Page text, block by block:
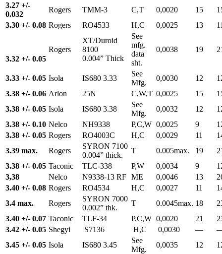
3.27 +/-
0.032
Rogers TMM-3 C,T 0,0020 15
3.30 +/- 0.08 Rogers RO4533 H,C 0,0025 13
Rogers
XT/Duroid
8100
0.004” Thick
See
mfg.
data
sht.
0,0038 19
3.32 +/- 0.05
3.33 +/- 0.05 Isola IS680 3.33
See
Mfg.
0,0030 12
3.38 +/- 0.06 Arlon 25N C,W,T 0,0025 15
3.38 +/- 0.05 Isola IS680 3.38
See
Mfg.
0,0032 12
3.38 +/- 0.10 Nelco NH9338 P,C,W 0,0025 9
3.38 +/- 0.05 Rogers RO4003C H,C 0,0029 11
3.39 max.
Rogers
SYRON 7100
0.004” thick.
T 0.005max. 19
3.38 +/- 0.05 Taconic TLC-338 P,W 0,0034 9
3,38
Nelco N9338-13 RF ME 0,0046 13
3.40 +/- 0.08 Rogers RO4534 H,C 0,0027 11
3.4 max.
Rogers
SYRON 7000
0.002” thk.
T 0.0045max. 18
3.40 +/- 0.07 Taconic TLF-34 P,C,W 0,0020 21
3.42 +/- 0.05 Shegyi S7136 H,C 0,0030 —
3.45 +/- 0.05 Isola IS680 3.45
See
Mfg.
0,0035 12